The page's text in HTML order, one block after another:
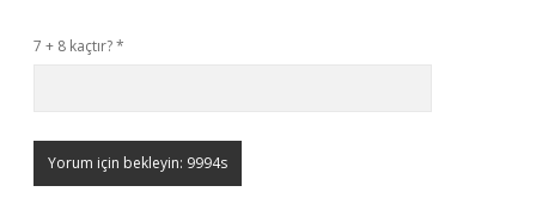
7 + 8 kaçtır?*